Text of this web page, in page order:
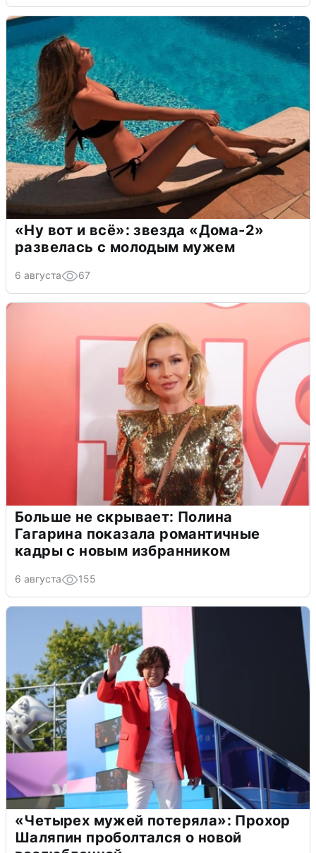
«Ну вот и всё»: звезда «Дома-2»
развелась с молодым мужем
6 августа 67
Больше не скрывает: Полина
Гагарина показала романтичные
кадры с новым избранником
6 августа 155
«Четырех мужей потеряла»: Прохор
Шаляпин проболтался о новой